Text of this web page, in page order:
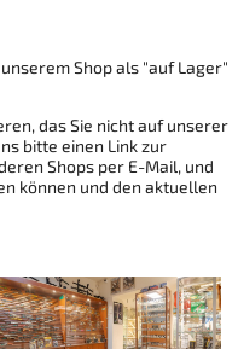
Shop als "auf Lager"
das Sie nicht auf unserer
bitte einen Link zur
Shops per E-Mail, und
können und den aktuellen